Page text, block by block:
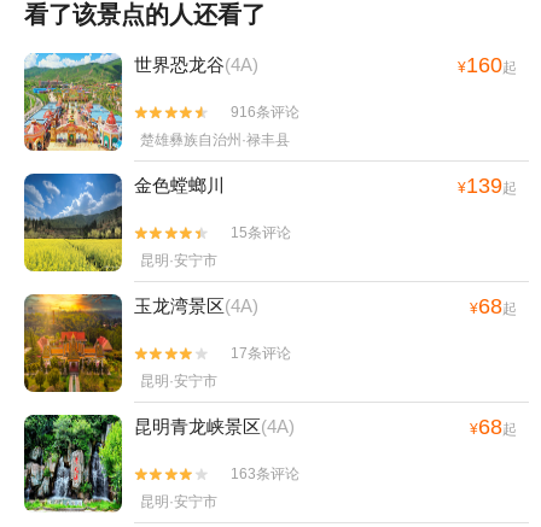
看了该景点的人还看了
世界恐龙谷(4A) ¥160起


916条评论
楚雄彝族自治州·禄丰县
金色螳螂川 ¥139起


15条评论
昆明·安宁市
玉龙湾景区(4A) ¥68起


17条评论
昆明·安宁市
昆明青龙峡景区(4A) ¥68起


163条评论
昆明·安宁市